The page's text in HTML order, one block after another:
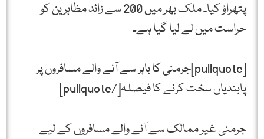
پتھراؤ کیا۔ ملک بھر میں 200 سے زائد مظاہرین کو
حراست میں لے لیا گیا ہے۔
[pullquote]جرمنی کا باہر سے آنے والے مسافروں پر
پابندیاں سخت کرنے کا فیصلہ[/pullquote]
جرمنی غیر ممالک سے آنے والے مسافروں کے لیے